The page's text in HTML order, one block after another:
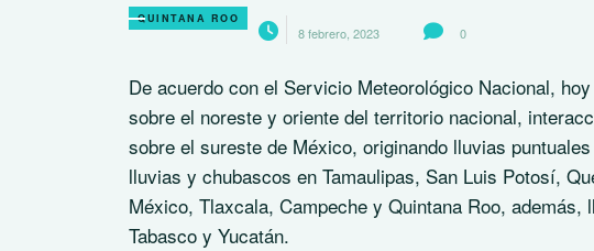
QUINTANA ROO
8 febrero, 2023 0
De acuerdo con el Servicio Meteorológico Nacional,
sobre el noreste y oriente del territorio nacional,
sobre el sureste de México, originando lluvias
lluvias y chubascos en Tamaulipas, San Luis Potosí,
México, Tlaxcala, Campeche y Quintana Roo,
Tabasco y Yucatán.